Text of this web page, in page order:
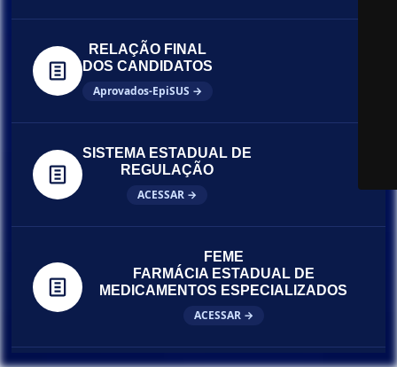
RELAÇÃO FINAL
DOS CANDIDATOS
Aprovados-EpiSUS →
SISTEMA ESTADUAL DE
REGULAÇÃO
ACESSAR →
FEME
FARMÁCIA ESTADUAL DE
MEDICAMENTOS ESPECIALIZADOS
ACESSAR →